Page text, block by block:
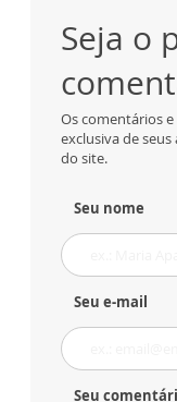
Seja o
Os comentários
exclusiva de
do site.
Seu nome
Seu e-mail
Seu